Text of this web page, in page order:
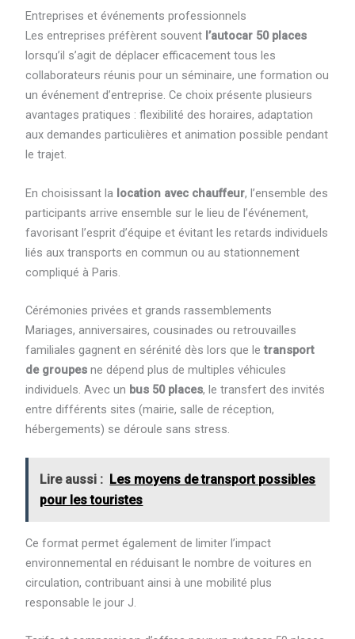
Entreprises et événements professionnels
Les entreprises préfèrent souvent l’autocar 50 places
lorsqu’il s’agit de déplacer efficacement tous les
collaborateurs réunis pour un séminaire, une formation ou
un événement d’entreprise. Ce choix présente plusieurs
avantages pratiques : flexibilité des horaires, adaptation
aux demandes particulières et animation possible pendant
le trajet.
En choisissant la location avec chauffeur, l’ensemble des
participants arrive ensemble sur le lieu de l’événement,
favorisant l’esprit d’équipe et évitant les retards individuels
liés aux transports en commun ou au stationnement
compliqué à Paris.
Cérémonies privées et grands rassemblements
Mariages, anniversaires, cousinades ou retrouvailles
familiales gagnent en sérénité dès lors que letransport
de groupesne dépend plus de multiples véhicules
individuels. Avec un bus 50 places, le transfert des invités
entre différents sites (mairie, salle de réception,
hébergements) se déroule sans stress.
Lire aussi : Les moyens de transport possibles
pour les touristes
Ce format permet également de limiter l’impact
environnemental en réduisant le nombre de voitures en
circulation, contribuant ainsi à une mobilité plus
responsable le jour J.